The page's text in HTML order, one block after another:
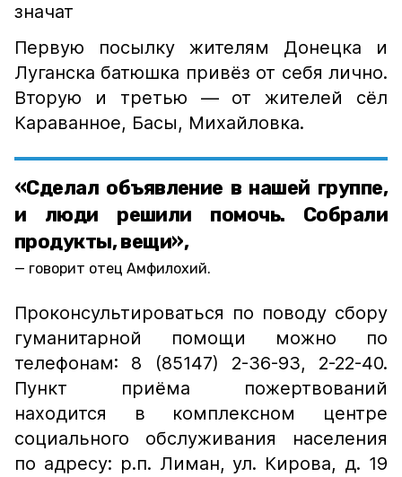
значат
Первую посылку жителям Донецка и
Луганска батюшка привёз от себя лично.
Вторую и третью — от жителей сёл
Караванное, Басы, Михайловка.
«Сделал объявление в нашей группе,
и люди решили помочь. Собрали
продукты, вещи»,
говорит отец Амфилохий.
Проконсультироваться по поводу сбору
гуманитарной помощи можно по
телефонам: 8 (85147) 2-36-93, 2-22-40.
Пункт приёма пожертвований
находится в комплексном центре
социального обслуживания населения
по адресу: р.п. Лиман, ул. Кирова, д. 19